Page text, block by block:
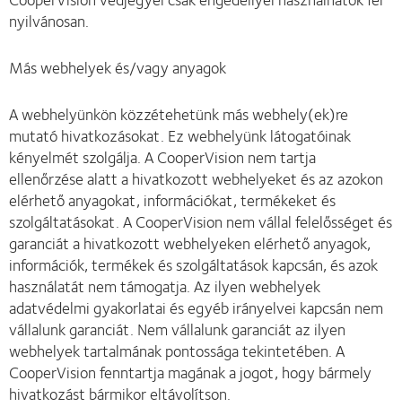
nyilvánosan.
Más webhelyek és/vagy anyagok
A webhelyünkön közzétehetünk más webhely(ek)re
mutató hivatkozásokat. Ez webhelyünk látogatóinak
kényelmét szolgálja. A CooperVision nem tartja
ellenőrzése alatt a hivatkozott webhelyeket és az azokon
elérhető anyagokat, információkat, termékeket és
szolgáltatásokat. A CooperVision nem vállal felelősséget és
garanciát a hivatkozott webhelyeken elérhető anyagok,
információk, termékek és szolgáltatások kapcsán, és azok
használatát nem támogatja. Az ilyen webhelyek
adatvédelmi gyakorlatai és egyéb irányelvei kapcsán nem
vállalunk garanciát. Nem vállalunk garanciát az ilyen
webhelyek tartalmának pontossága tekintetében. A
CooperVision fenntartja magának a jogot, hogy bármely
hivatkozást bármikor eltávolítson.